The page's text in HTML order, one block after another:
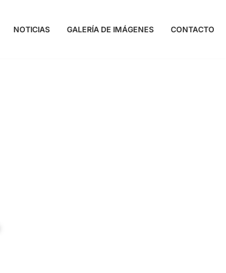
NOTICIAS GALERÍA DE IMÁGENES CONTACTO